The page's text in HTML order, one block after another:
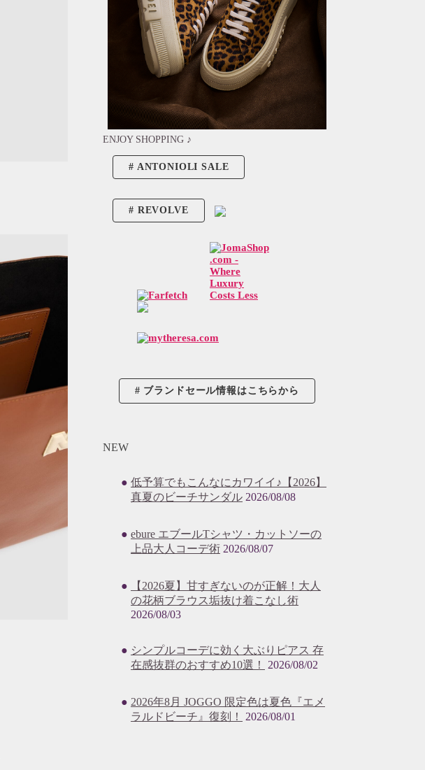
ENJOY SHOPPING ♪
ANTONIOLI SALE
REVOLVE
ブランドセール情報はこちらから
NEW
低予算でもこんなにカワイイ♪【2026】
真夏のビーチサンダル 2026/08/08
ebure エブールTシャツ・カットソーの
上品大人コーデ術 2026/08/07
【2026夏】甘すぎないのが正解！大人
の花柄ブラウス垢抜け着こなし術
2026/08/03
シンプルコーデに効く大ぶりピアス 存
在感抜群のおすすめ10選！
2026/08/02
2026年8月 JOGGO 限定色は夏色『エメ
ラルドビーチ』復刻！
2026/08/01